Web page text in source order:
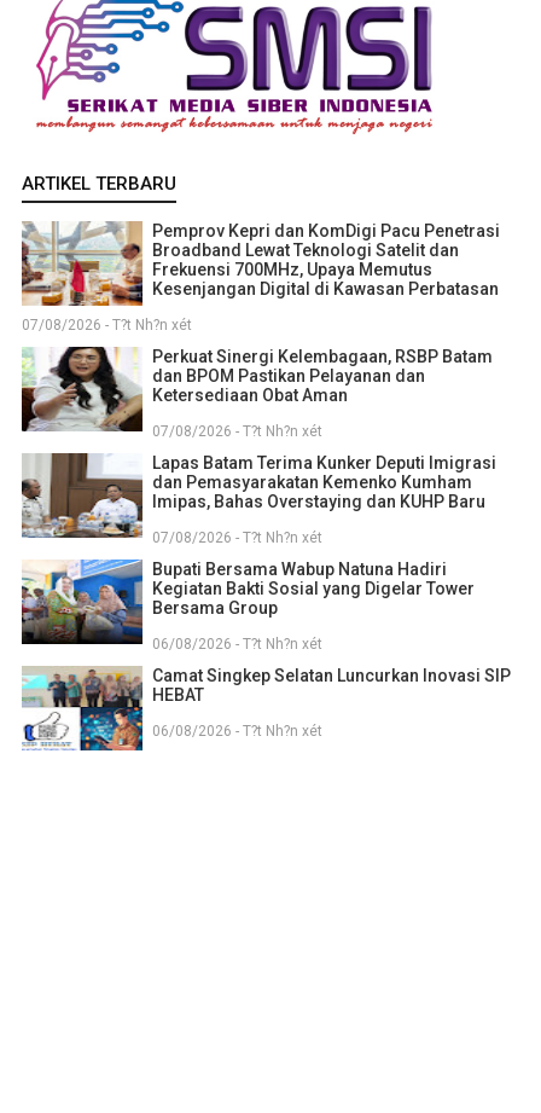
ARTIKEL TERBARU
Pemprov Kepri dan KomDigi Pacu Penetrasi
Broadband Lewat Teknologi Satelit dan
Frekuensi 700MHz, Upaya Memutus
Kesenjangan Digital di Kawasan Perbatasan
07/08/2026 - T?t Nh?n xét
Perkuat Sinergi Kelembagaan, RSBP Batam
dan BPOM Pastikan Pelayanan dan
Ketersediaan Obat Aman
07/08/2026 - T?t Nh?n xét
Lapas Batam Terima Kunker Deputi Imigrasi
dan Pemasyarakatan Kemenko Kumham
Imipas, Bahas Overstaying dan KUHP Baru
07/08/2026 - T?t Nh?n xét
Bupati Bersama Wabup Natuna Hadiri
Kegiatan Bakti Sosial yang Digelar Tower
Bersama Group
06/08/2026 - T?t Nh?n xét
Camat Singkep Selatan Luncurkan Inovasi SIP
HEBAT
06/08/2026 - T?t Nh?n xét